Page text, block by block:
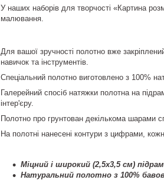
У наших наборів для творчості «Картина
малювання.
Для вашої зручності полотно вже
навичок та інструментів.
Спеціальний полотно виготовлено з 100%
Галерейний спосіб натяжки полотна на
інтер'єру.
Полотно про грунтован декількома шарами
На полотні нанесені контури з цифрами,
Міцний і широкий (2,5х3,5 см)
Натуральний полотно з 100%